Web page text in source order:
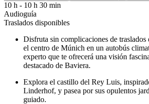
10 h - 10 h 30 min
Audioguía
Traslados disponibles
Disfruta sin complicaciones de traslados
el centro de Múnich en un autobús
experto que te ofrecerá una visión
destacado de Baviera.
Explora el castillo del Rey Luis,
Linderhof, y pasea por sus opulentos
guiado.